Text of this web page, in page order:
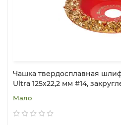
Чашка твердосплавная
Ultra 125х22,2 мм #14,
Мало